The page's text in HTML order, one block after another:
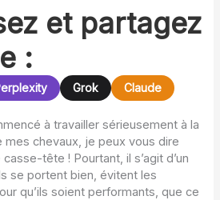
et partagez
:
Grok Claude
à travailler sérieusement à la
mes chevaux, je peux vous dire
tête ! Pourtant, il s’agit d’un
se portent bien, évitent les
qu’ils soient performants, que ce